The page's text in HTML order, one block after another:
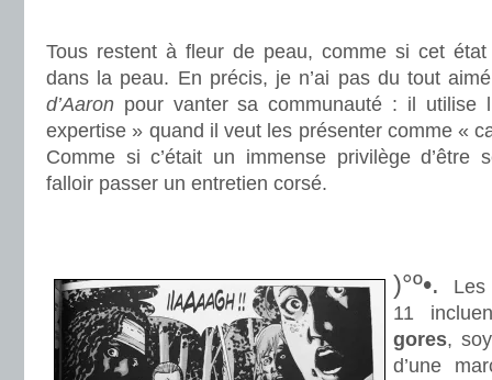
Tous restent à fleur de peau, comme si cet
dans la peau. En précis, je n’ai pas du tout
d’Aaron pour vanter sa communauté : il utilise
expertise » quand il veut les présenter comme «
Comme si c’était un immense privilège d’être
falloir passer un entretien corsé.
)°º•.
11
gores,
d’une